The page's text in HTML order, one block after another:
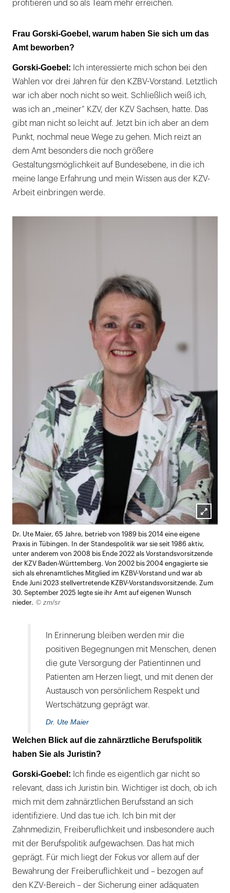
profitieren und so als Team mehr erreichen.
Frau Gorski-Goebel, warum haben Sie sich um das
Amt beworben?
Gorski-Goebel: Ich interessierte mich schon bei den
Wahlen vor drei Jahren für den KZBV-Vorstand. Letztlich
war ich aber noch nicht so weit. Schließlich weiß ich,
was ich an „meiner“ KZV, der KZV Sachsen, hatte. Das
gibt man nicht so leicht auf. Jetzt bin ich aber an dem
Punkt, nochmal neue Wege zu gehen. Mich reizt an
dem Amt besonders die noch größere
Gestaltungsmöglichkeit auf Bundesebene, in die ich
meine lange Erfahrung und mein Wissen aus der KZV-
Arbeit einbringen werde.
Dr. Ute Maier, 65 Jahre, betrieb von 1989 bis 2014 eine eigene
Praxis in Tübingen. In der Standespolitik war sie seit 1986 aktiv,
unter anderem von 2008 bis Ende 2022 als Vorstandsvorsitzende
der KZV Baden-Württemberg. Von 2002 bis 2004 engagierte sie
sich als ehrenamtliches Mitglied im KZBV-Vorstand und war ab
Ende Juni 2023 stellvertretende KZBV-Vorstandsvorsitzende. Zum
30. September 2025 legte sie ihr Amt auf eigenen Wunsch
nieder. © zm/sr
In Erinnerung bleiben werden mir die
positiven Begegnungen mit Menschen, denen
die gute Versorgung der Patientinnen und
Patienten am Herzen liegt, und mit denen der
Austausch von persönlichem Respekt und
Wertschätzung geprägt war.
Dr. Ute Maier
Welchen Blick auf die zahnärztliche Berufspolitik
haben Sie als Juristin?
Gorski-Goebel: Ich finde es eigentlich gar nicht so
relevant, dass ich Juristin bin. Wichtiger ist doch, ob ich
mich mit dem zahnärztlichen Berufsstand an sich
identifiziere. Und das tue ich. Ich bin mit der
Zahnmedizin, Freiberuflichkeit und insbesondere auch
mit der Berufspolitik aufgewachsen. Das hat mich
geprägt. Für mich liegt der Fokus vor allem auf der
Bewahrung der Freiberuflichkeit und – bezogen auf
den KZV-Bereich – der Sicherung einer adäquaten